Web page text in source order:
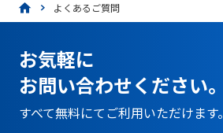
よくあるご質問
お気軽に
お問い合わせください。
すべて無料にてご利用いただけます。